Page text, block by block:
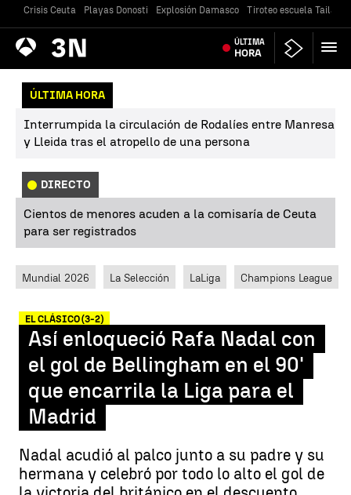
Crisis Ceuta Playas Donosti Explosión Damasco Tiroteo escuela
Antena
3 Noticias ÚLTIMA
HORA
ÚLTIMA HORA
Interrumpida la circulación de Rodalíes entre Manresa
y Lleida tras el atropello de una persona
DIRECTO
Cientos de menores acuden a la comisaría de Ceuta
para ser registrados
Mundial 2026 La Selección LaLiga Champions League
EL CLÁSICO (3-2)
Así enloqueció Rafa Nadal con
el gol de Bellingham en el 90'
que encarrila la Liga para el
Madrid
Nadal acudió al palco junto a su padre y su
hermana y celebró por todo lo alto el gol de